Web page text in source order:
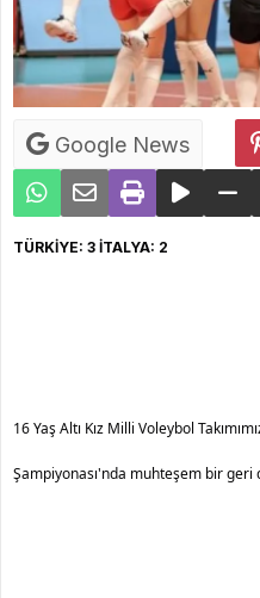
Google News
TÜRKİYE: 3 İTALYA: 2
16 Yaş Altı Kız Milli Voleybol
Şampiyonası'nda muhteşem bir geri